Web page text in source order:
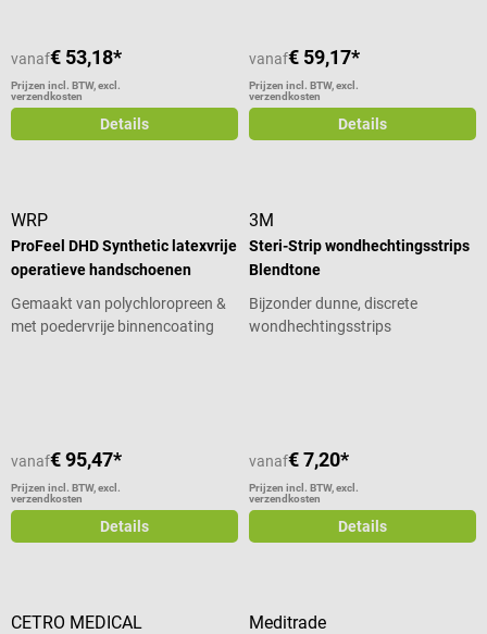
vanaf€ 53,18*
Prijzen incl. BTW, excl.
verzendkosten
Details
vanaf€ 59,17*
Prijzen incl. BTW, excl.
verzendkosten
Details
WRP
ProFeel DHD Synthetic latexvrije
operatieve handschoenen
Gemaakt van polychloropreen &
met poedervrije binnencoating
vanaf€ 95,47*
Prijzen incl. BTW, excl.
verzendkosten
Details
3M
Steri-Strip wondhechtingsstrips
Blendtone
Bijzonder dunne, discrete
wondhechtingsstrips
vanaf€ 7,20*
Prijzen incl. BTW, excl.
verzendkosten
Details
CETRO MEDICAL Meditrade